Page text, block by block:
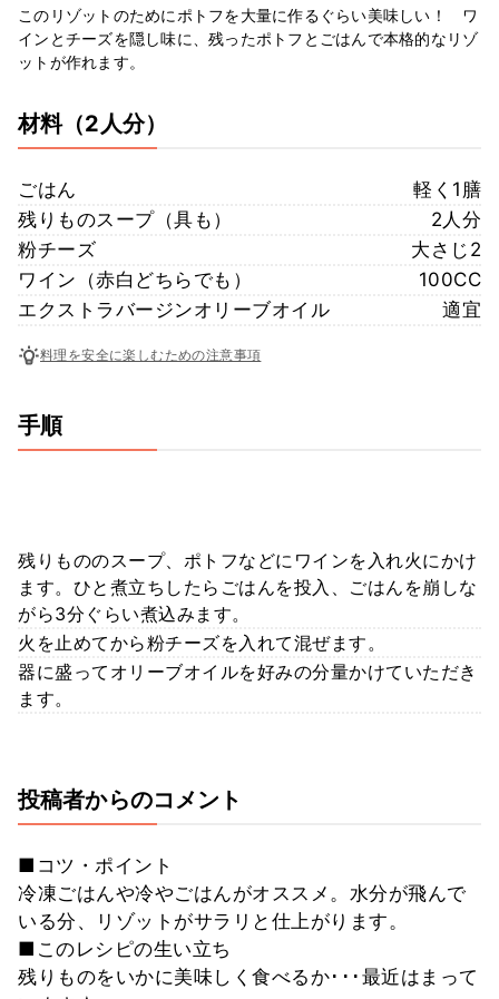
このリゾットのためにポトフを大量に作るぐらい美味しい！ ワ
インとチーズを隠し味に、残ったポトフとごはんで本格的なリゾ
ットが作れます。
材料（2人分）
ごはん
軽く1膳
残りものスープ（具も）
2人分
粉チーズ
大さじ2
ワイン（赤白どちらでも）
100CC
エクストラバージンオリーブオイル
適宜
料理を安全に楽しむための注意事項
手順
残りもののスープ、ポトフなどにワインを入れ火にかけ
ます。ひと煮立ちしたらごはんを投入、ごはんを崩しな
がら3分ぐらい煮込みます。
火を止めてから粉チーズを入れて混ぜます。
器に盛ってオリーブオイルを好みの分量かけていただき
ます。
投稿者からのコメント
■コツ・ポイント
冷凍ごはんや冷やごはんがオススメ。水分が飛んで
いる分、リゾットがサラリと仕上がります。
■このレシピの生い立ち
残りものをいかに美味しく食べるか･･･最近はまって